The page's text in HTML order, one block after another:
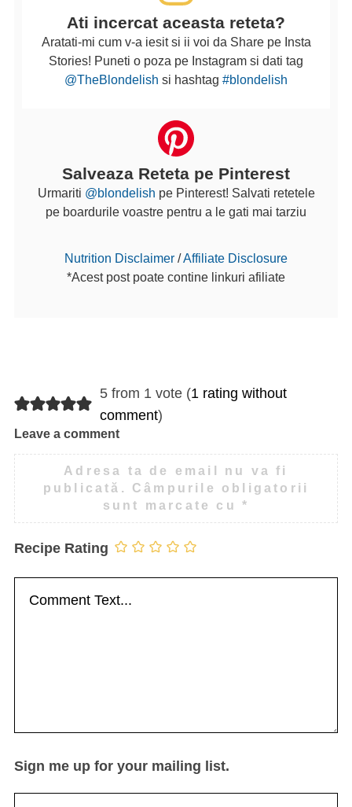
Ati incercat aceasta reteta?
Aratati-mi cum v-a iesit si ii voi da Share pe Insta
Stories! Puneti o poza pe Instagram si dati tag
@TheBlondelish si hashtag #blondelish
Salveaza Reteta pe Pinterest
Urmariti @blondelish pe Pinterest! Salvati retetele
pe boardurile voastre pentru a le gati mai tarziu
Nutrition Disclaimer /Affiliate Disclosure
*Acest post poate contine linkuri afiliate
5 from 1 vote (1 rating without
comment)
Leave a comment
Adresa ta de email nu va fi
publicată.
Câmpurile obligatorii
sunt marcate cu *
Recipe Rating
Sign me up for your mailing list.